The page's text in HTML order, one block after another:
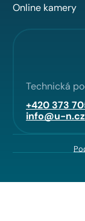
Online kamery
Technická
+420 373
info@u-n.cz